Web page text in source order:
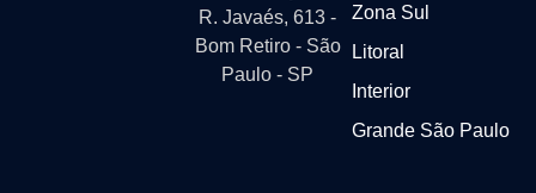
R. Javaés, 613 -
Bom Retiro - São
Paulo - SP
Zona Sul
Litoral
Interior
Grande São Paulo